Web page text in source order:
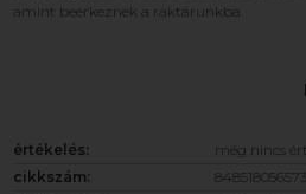
amint beérkeznek a raktárunkba.
értékelés:
még nincs
cikkszám:
848518056573